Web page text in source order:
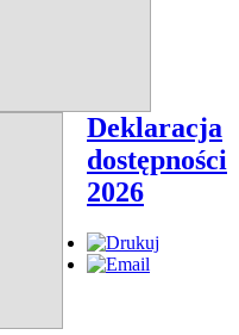
Deklaracja
dostępności
2026